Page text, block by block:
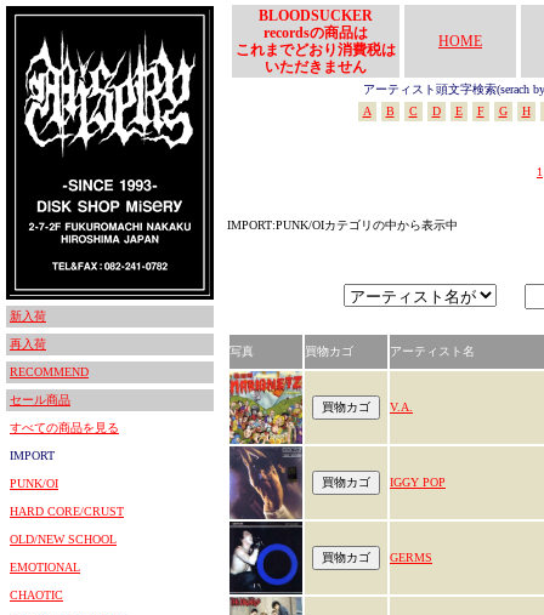
新入荷
再入荷
RECOMMEND
セール商品
すべての商品を見る
IMPORT
PUNK/OI
HARD CORE/CRUST
OLD/NEW SCHOOL
EMOTIONAL
CHAOTIC
BLOODSUCKER
recordsの商品は
これまでどおり消費税は
いただきません
HOME
アーティスト頭文字検索(serach
A
B C D E F G H
1
IMPORT:PUNK/OIカテゴリの中から表示中
写真 買物カゴ アーティスト名
V.A.
IGGY POP
GERMS